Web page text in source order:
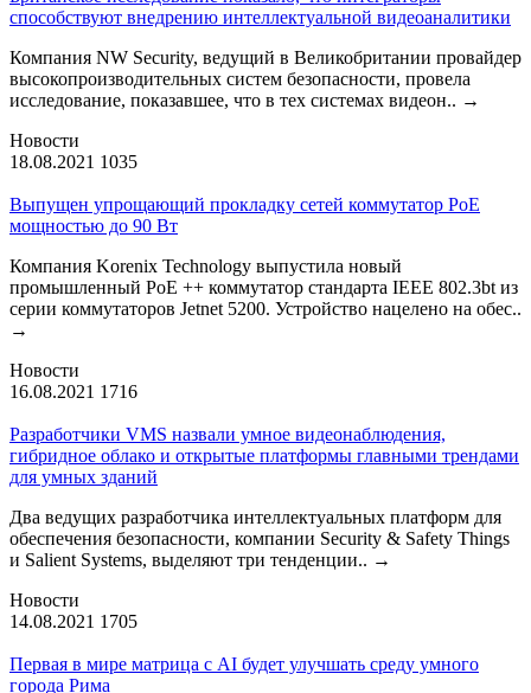
способствуют внедрению интеллектуальной видеоаналитики
Компания NW Security, ведущий в Великобритании провайдер
высокопроизводительных систем безопасности, провела
исследование, показавшее, что в тех системах видеон.. →
Новости
18.08.2021 1035
Выпущен упрощающий прокладку сетей коммутатор PoE
мощностью до 90 Вт
Компания Korenix Technology выпустила новый
промышленный PoE ++ коммутатор стандарта IEEE 802.3bt из
серии коммутаторов Jetnet 5200. Устройство нацелено на обес..
→
Новости
16.08.2021 1716
Разработчики VMS назвали умное видеонаблюдения,
гибридное облако и открытые платформы главными трендами
для умных зданий
Два ведущих разработчика интеллектуальных платформ для
обеспечения безопасности, компании Security & Safety Things
и Salient Systems, выделяют три тенденции.. →
Новости
14.08.2021 1705
Первая в мире матрица с AI будет улучшать среду умного
города Рима